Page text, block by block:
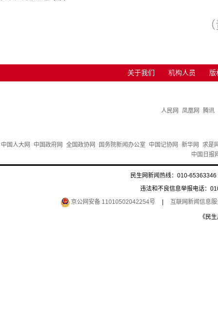
关于我们 机构人员 版
人民网 凤凰网 腾讯
中国人大网 中国政府网 全国政协网 国务院新闻办公室 中国记协网 新华网
求是
中国日报
民生网新闻热线：010-
违法和不良信息举报电话：
京公网安备 11010502042254号
互联网新闻信息
《民